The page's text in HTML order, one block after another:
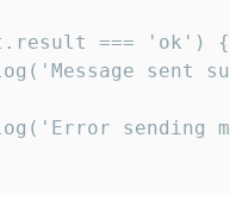
=== 'ok') {
sent
sending